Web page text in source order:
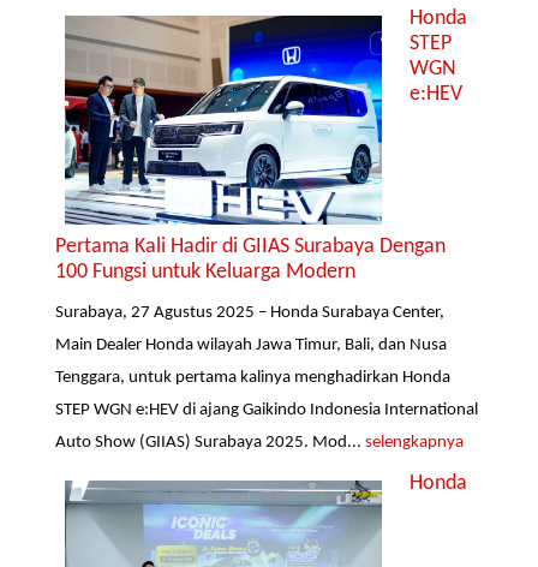
Honda
STEP
WGN
e:HEV
Pertama Kali Hadir di GIIAS Surabaya Dengan
100 Fungsi untuk Keluarga Modern
Surabaya, 27 Agustus 2025 – Honda Surabaya Center,
Main Dealer Honda wilayah Jawa Timur, Bali, dan Nusa
Tenggara, untuk pertama kalinya menghadirkan Honda
STEP WGN e:HEV di ajang Gaikindo Indonesia International
Auto Show (GIIAS) Surabaya 2025. Mod...selengkapnya
Honda